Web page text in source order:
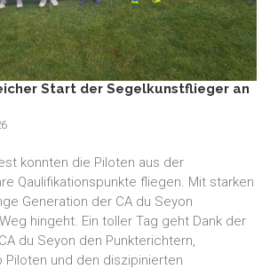
Start der Segelkunstflieger an
konnten die Piloten aus der
Qaulifikationspunkte fliegen. Mit starken
Generation der CA du Seyon
hingeht. Ein toller Tag geht Dank der
du Seyon den Punkterichtern,
Piloten und den diszipinierten